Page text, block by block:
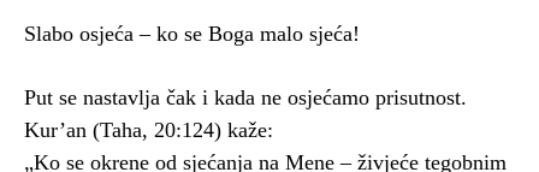
Slabo osjeća – ko se Boga malo sjeća!
Put se nastavlja čak i kada ne osjećamo prisutnost.
Kur’an (Taha, 20:124) kaže:
„Ko se okrene od sjećanja na Mene – živjeće tegobnim